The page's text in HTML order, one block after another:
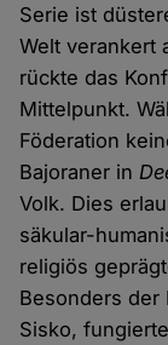
Serie ist
Welt verankert
rückte das
Mittelpunkt.
Föderation
Bajoraner in
Volk. Dies
säkular-
religiös
Besonders der
Sisko,